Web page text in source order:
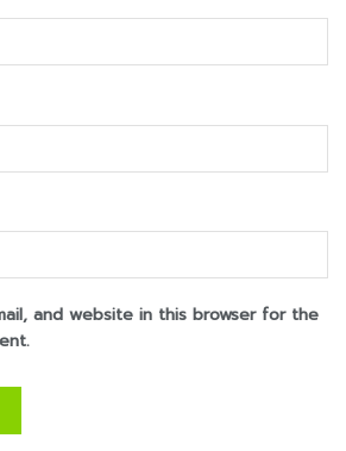
and website in this browser for the